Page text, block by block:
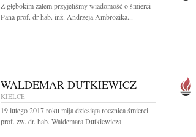
Z głębokim żalem przyjęliśmy wiadomość o śmierci
Pana prof. dr hab. inż. Andrzeja Ambrozika...
WALDEMAR DUTKIEWICZ
KIELCE
19 lutego 2017 roku mija dziesiąta rocznica śmierci
prof. zw. dr. hab. Waldemara Dutkiewicza...